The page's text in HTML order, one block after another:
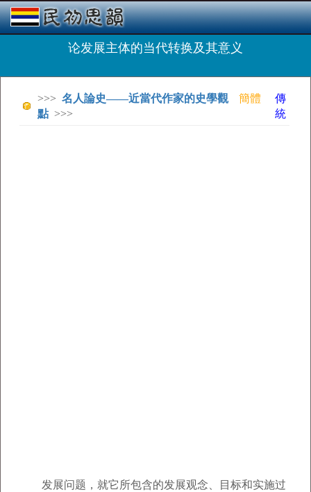
论发展主体的当代转换及其意义
>>> 名人論史——近當代作家的史學觀
點 >>>
簡體
傳
統
发展问题，就它所包含的发展观念、目标和实施过